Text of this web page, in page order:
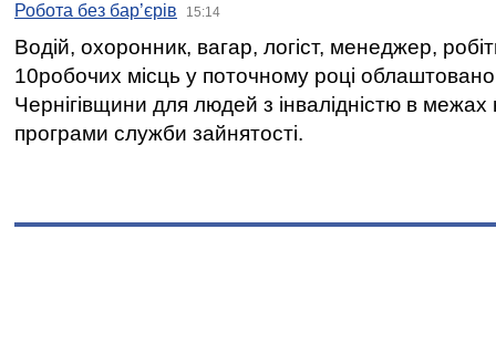
Робота без бар’єрів 15:14
Водій, охоронник, вагар, логіст, менеджер,
10робочих місць у поточному році
Чернігівщини для людей з інвалідністю в межах
програми служби зайнятості.